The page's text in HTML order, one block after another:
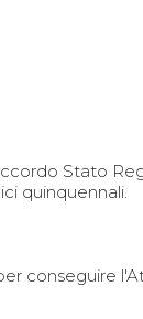
Stato
quinquennali.
conseguire